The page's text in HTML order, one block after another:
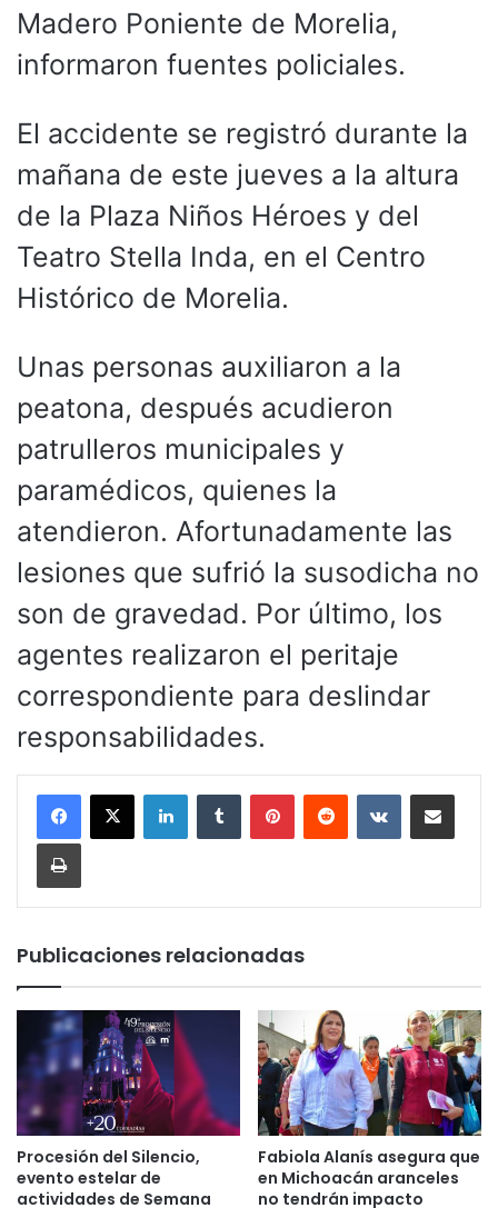
Madero Poniente de Morelia,
informaron fuentes policiales.
El accidente se registró durante la
mañana de este jueves a la altura
de la Plaza Niños Héroes y del
Teatro Stella Inda, en el Centro
Histórico de Morelia.
Unas personas auxiliaron a la
peatona, después acudieron
patrulleros municipales y
paramédicos, quienes la
atendieron. Afortunadamente las
lesiones que sufrió la susodicha no
son de gravedad. Por último, los
agentes realizaron el peritaje
correspondiente para deslindar
responsabilidades.
LinkedInTumblr PinterestReddit VKontakteCompartir por
Imprimir
Publicaciones relacionadas
Procesión del Silencio,
evento estelar de
actividades de Semana
Fabiola Alanís asegura que
en Michoacán aranceles
no tendrán impacto